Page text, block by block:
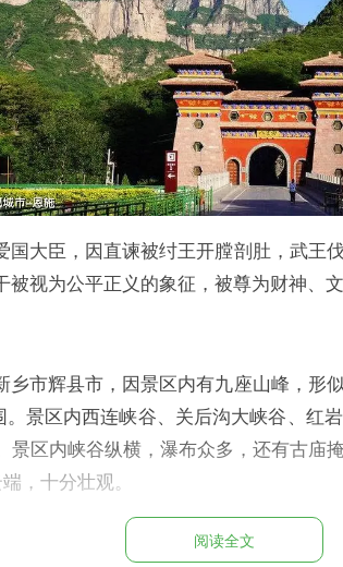
国大臣，因直谏被纣王开膛剖肚，武王
视为公平正义的象征，被尊为财神、
乡市辉县市，因景区内有九座山峰，形
。景区内西连峡谷、关后沟大峡谷、红
景区内峡谷纵横，瀑布众多，还有古庙
，十分壮观。
阅读全文